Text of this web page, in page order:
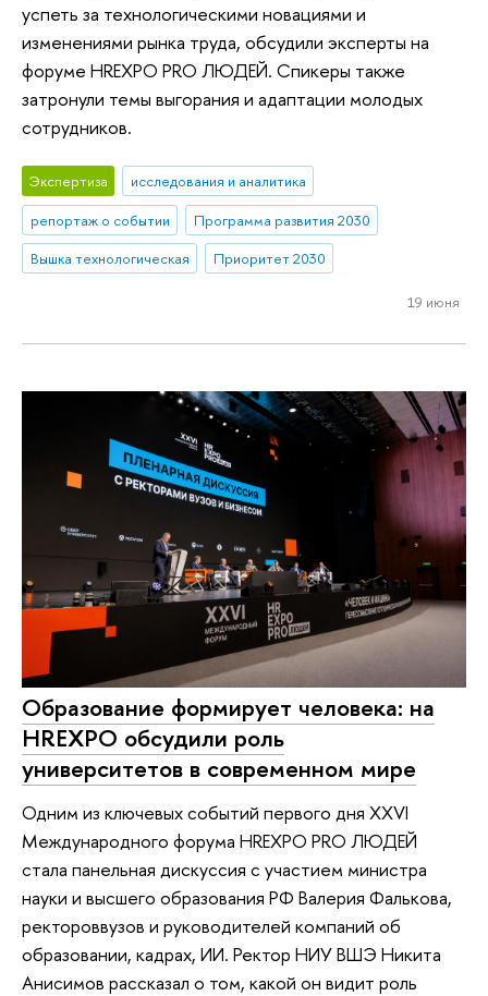
успеть за технологическими новациями и
изменениями рынка труда, обсудили эксперты на
форуме HREXPO PRO ЛЮДЕЙ. Спикеры также
затронули темы выгорания и адаптации молодых
сотрудников.
Экспертиза
исследования и аналитика
репортаж о событии
Программа развития 2030
Вышка технологическая
Приоритет 2030
19 июня
Образование формирует человека: на
HREXPO обсудили роль
университетов в современном мире
Одним из ключевых событий первого дня XXVI
Международного форума HREXPO PRO ЛЮДЕЙ
стала панельная дискуссия с участием министра
науки и высшего образования РФ Валерия Фалькова,
ректороввузов и руководителей компаний об
образовании, кадрах, ИИ. Ректор НИУ ВШЭ Никита
Анисимов рассказал о том, какой он видит роль